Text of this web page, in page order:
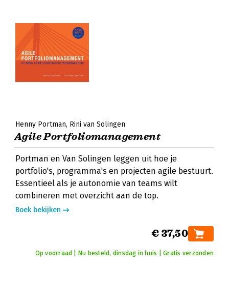
Henny Portman Rini van Solingen
Agile Portfoliomanagement
Portman en Van Solingen leggen uit hoe je
portfolio's, programma's en projecten agile bestuurt.
Essentieel als je autonomie van teams wilt
combineren met overzicht aan de top.
Boek bekijken
€ 37,50
Op voorraad | Nu besteld, dinsdag in huis | Gratis verzonden